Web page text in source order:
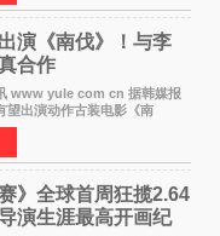
演《南伐》！与李
合作
yule com cn 据韩媒报
望出演动作古装电影《南
高允真合作，引发关注。
，讲述朝鲜初期，为了解救被
9
》全球首周狂揽2.64
演生涯最高开画纪